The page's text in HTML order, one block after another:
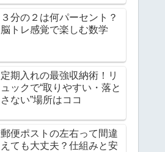
３分の２は何パーセント？
脳トレ感覚で楽しむ数学
定期入れの最強収納術！リ
ュックで“取りやすい・落と
さない”場所はココ
郵便ポストの左右って間違
えても大丈夫？仕組みと安